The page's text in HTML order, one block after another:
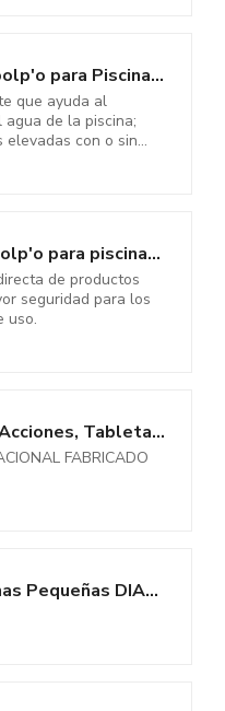
Gre 08012 - Poolp'o para Piscinas 0-10 m3, Tratamiento Todo en uno
que ayuda al
de la piscina;
con o sin...
Gre 08012L Poolp'o para piscinas 0-10 m3, tratamiento mensual todo en uno,...
de productos
seguridad para los
uso.
Tamar Cloro 5 Acciones, Tabletas Multifuncion de 20 grs, Especial para Mini...
FABRICADO
Kit Cloro Piscinas Pequeñas DIACLOR Multi 5 ACCIONES 500 GR (Pastillas 20...